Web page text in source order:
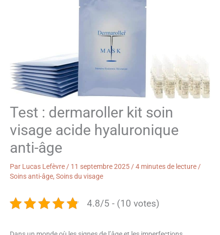
Test : dermaroller kit soin
visage acide hyaluronique
anti-âge
Par Lucas Lefèvre / 11 septembre 2025 /4 minutes de lecture /
Soins anti-âge, Soins du visage
4.8/5 - (10 votes)